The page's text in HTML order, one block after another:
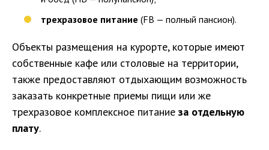
трехразовое питание (FB — полный пансион).
Объекты размещения на курорте, которые имеют
собственные кафе или столовые на территории,
также предоставляют отдыхающим возможность
заказать конкретные приемы пищи или же
трехразовое комплексное питание за отдельную
плату.